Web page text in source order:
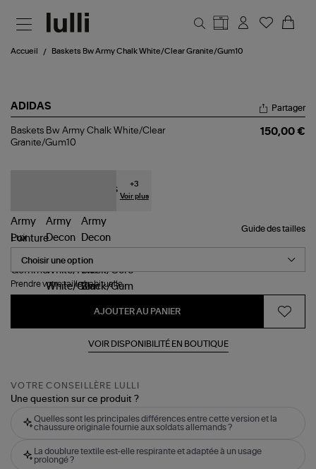
Accueil Baskets Bw Army Chalk White/Clear Granite/Gum10
ADIDAS
Baskets
Bw
Partager
Baskets Bw Army Chalk White/Clear
Granite/Gum10
150,00 €
+3
Voir plus
Guide des tailles
Pointure
Prendre votre taille habituelle.
AJOUTER AU PANIER
VOIR DISPONIBILITÉ EN BOUTIQUE
VOTRE CONSEILLÈRE LULLI
Une question sur ce produit ?
Quelles sont les principales différences entre cette version et la
chaussure originale fournie aux soldats allemands ?
La doublure textile est-elle respirante et adaptée à un usage
prolongé ?